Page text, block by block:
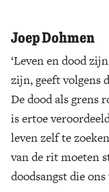
Joep Dohmen
‘Leven en dood
zijn, geeft volgens
De dood als grens
is ertoe
leven zelf te
van de rit moeten
doodsangst die